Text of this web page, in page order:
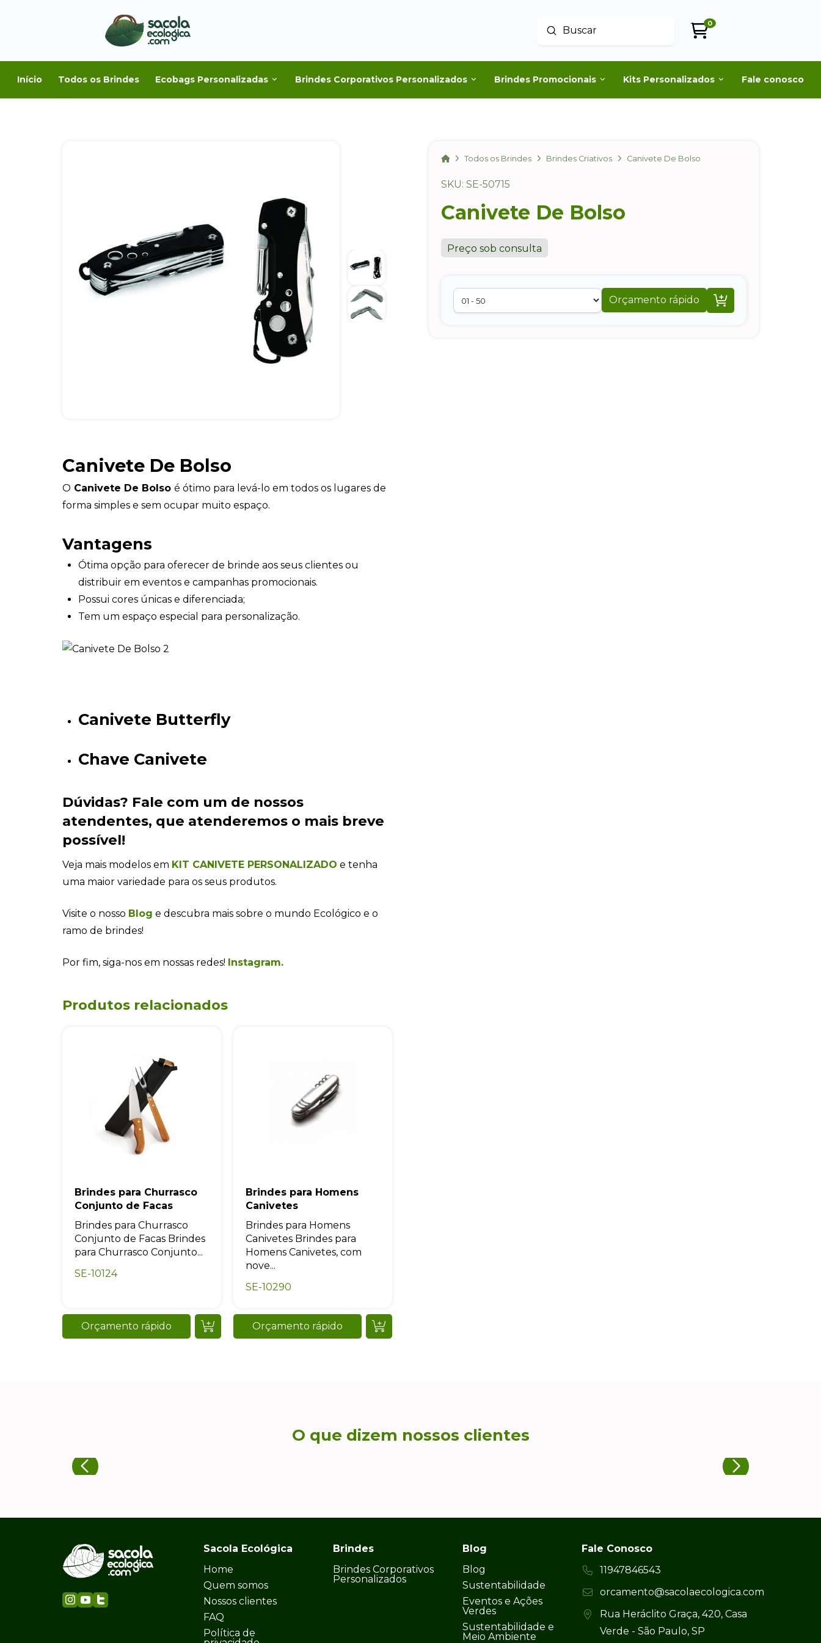
Buscar
Enviar
0
Início Todos os Brindes Ecobags Personalizadas Brindes Corporativos Personalizados Brindes Promocionais Kits Personalizados Fale conosco
HomeTodos os Brindes Brindes Criativos Canivete De Bolso
SKU: SE-50715
Canivete De Bolso
Preço sob consulta
Orçamento rápido 
Canivete De Bolso
O Canivete De Bolso é ótimo para levá-lo em todos os lugares de
forma simples e sem ocupar muito espaço.
Vantagens
Ótima opção para oferecer de brinde aos seus clientes ou
distribuir em eventos e campanhas promocionais.
Possui cores únicas e diferenciada;
Tem um espaço especial para personalização.
Canivete Butterfly
Chave Canivete
Dúvidas? Fale com um de nossos
atendentes, que atenderemos o mais breve
possível!
Veja mais modelos em KIT CANIVETE PERSONALIZADO e tenha
uma maior variedade para os seus produtos.
Visite o nosso Blog e descubra mais sobre o mundo Ecológico e o
ramo de brindes!
Por fim, siga-nos em nossas redes! Instagram.
Produtos relacionados
Brindes para Churrasco
Conjunto de Facas
Brindes para Churrasco
Conjunto de Facas Brindes
para Churrasco Conjunto...
SE-10124
Orçamento rápido
Brindes para Homens
Canivetes
Brindes para Homens
Canivetes Brindes para
Homens Canivetes, com
nove...
SE-10290
Orçamento rápido
O que dizem nossos clientes
Sacola Ecológica
Home
Quem somos
Nossos clientes
FAQ
Política de
Brindes
Brindes Corporativos
Personalizados
Blog
Blog
Sustentabilidade
Eventos e Ações
Verdes
Sustentabilidade e
Meio Ambiente
Fale Conosco
11947846543
orcamento@sacolaecologica.com
Rua Heráclito Graça, 420, Casa
Verde - São Paulo, SP